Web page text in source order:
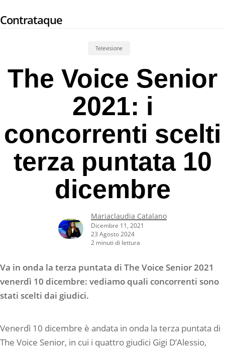
to
Contrataque
Televisione
The Voice Senior
2021: i
concorrenti scelti
terza puntata 10
dicembre
Mariaclaudia Catalano
Dicembre 11, 2021
23 Agosto 2024
2 minuti di lettura
Va in onda la terza puntata di The Voice Senior 2021
venerdì 10 dicembre: vediamo quali concorrenti sono
stati scelti dai giudici.
Venerdì 10 dicembre è andata in onda la terza puntata di
The Voice Senior, in cui i quattro giudici Gigi D’Alessio,